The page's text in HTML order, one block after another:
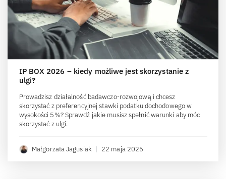
IP BOX 2026 – kiedy możliwe jest skorzystanie z
ulgi?
Prowadzisz działalność badawczo-rozwojową i chcesz
skorzystać z preferencyjnej stawki podatku dochodowego w
wysokości 5%? Sprawdź jakie musisz spełnić warunki aby móc
skorzystać z ulgi.
Małgorzata Jagusiak | 22 maja 2026